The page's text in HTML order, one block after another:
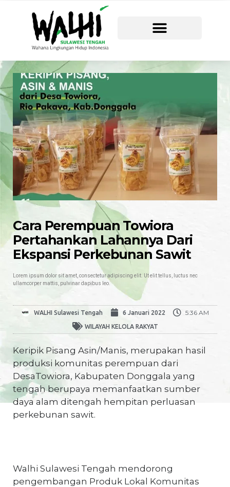
Cara Perempuan Towiora
Pertahankan Lahannya Dari
Ekspansi Perkebunan Sawit
Lorem ipsum dolor sit amet, consectetur adipiscing elit. Ut elit tellus, luctus nec
ullamcorper mattis, pulvinar dapibus leo.
WALHI Sulawesi Tengah 6 Januari 2022 5:36 AM
WILAYAH KELOLA RAKYAT
Keripik Pisang Asin/Manis, merupakan hasil
produksi komunitas perempuan dari
DesaTowiora, Kabupaten Donggala yang
tengah berupaya memanfaatkan sumber
daya alam ditengah hempitan perluasan
perkebunan sawit.
Walhi Sulawesi Tengah mendorong
pengembangan Produk Lokal Komunitas